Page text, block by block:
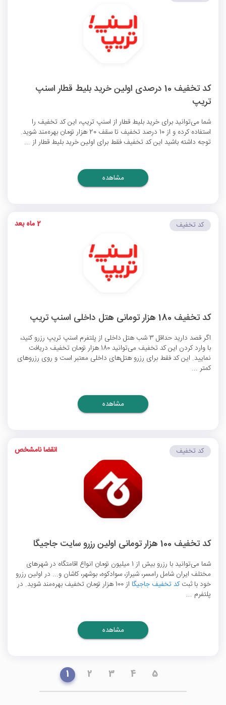
کد تخفیف 10 درصدی اولین خرید بلیط قطار اسنپ
تریپ
شما می‌توانید برای خرید بلیط قطار از اسنپ تریپ، این کد تخفیف را
استفاده کرده و از 10 درصد تخفیف تا سقف 20 هزار تومان بهره‌مند شوید.
توجه داشته باشید این کد تخفیف فقط برای اولین خرید بلیط قطار از ...
مشاهده
کد تخفیف 180 هزار تومانی هتل داخلی اسنپ تریپ
اگر قصد دارید حداقل 3 شب هتل داخلی از پلتفرم اسنپ تریپ رزرو کنید،
با وارد کردن این کد تخفیف می‌توانید 180 هزار تومان تخفیف دریافت
نمایید. این کد فقط برای رزرو هتل‌های داخلی معتبر است و روی رزروهای
کمتر ...
کد تخفیف 2 ماه بعد
مشاهده
کد تخفیف 100 هزار تومانی اولین رزرو سایت جاجیگا
شما می‌توانید با رزرو بیش از 1 میلیون تومان انواع اقامتگاه در شهرهای
مختلف ایران شامل رامسر، شیراز، سوادکوه، بوشهر، کاشان و... در اولین رزرو
خود با ثبتکد تخفیف جاجیگا
از 100 هزار تومان تخفیف بهره‌مند شوید. در
پلتفرم ...
کد تخفیف انقضا نامشخص
مشاهده
1 2 3 4 5